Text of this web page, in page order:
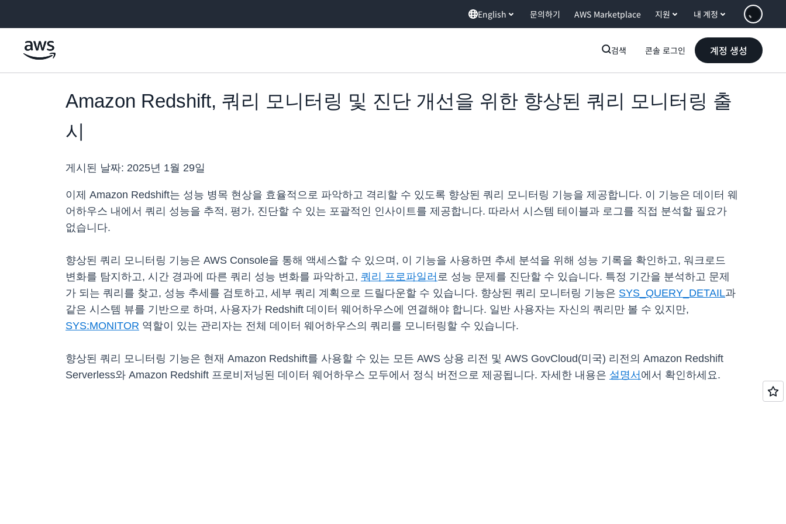
English 문의하기 AWS Marketplace 지원 내 계정
검색 콘솔 로그인 계정 생성
Amazon Redshift, 쿼리 모니터링 및 진단 개선을 위한 향상된 쿼리 모니터링 출
시
게시된 날짜: 2025년 1월 29일
이제 Amazon Redshift는 성능 병목 현상을 효율적으로 파악하고 격리할 수 있도록 향상된 쿼리 모니터링 기능을 제공합니다. 이 기능은 데이터 웨
어하우스 내에서 쿼리 성능을 추적, 평가, 진단할 수 있는 포괄적인 인사이트를 제공합니다. 따라서 시스템 테이블과 로그를 직접 분석할 필요가
없습니다.
향상된 쿼리 모니터링 기능은 AWS Console을 통해 액세스할 수 있으며, 이 기능을 사용하면 추세 분석을 위해 성능 기록을 확인하고, 워크로드
변화를 탐지하고, 시간 경과에 따른 쿼리 성능 변화를 파악하고, 쿼리 프로파일러 로 성능 문제를 진단할 수 있습니다. 특정 기간을 분석하고 문제
가 되는 쿼리를 찾고, 성능 추세를 검토하고, 세부 쿼리 계획으로 드릴다운할 수 있습니다. 향상된 쿼리 모니터링 기능은 SYS_QUERY_DETAIL과
같은 시스템 뷰를 기반으로 하며, 사용자가 Redshift 데이터 웨어하우스에 연결해야 합니다. 일반 사용자는 자신의 쿼리만 볼 수 있지만,
SYS:MONITOR 역할이 있는 관리자는 전체 데이터 웨어하우스의 쿼리를 모니터링할 수 있습니다.
향상된 쿼리 모니터링 기능은 현재 Amazon Redshift를 사용할 수 있는 모든 AWS 상용 리전 및 AWS GovCloud(미국) 리전의 Amazon Redshift
Serverless와 Amazon Redshift 프로비저닝된 데이터 웨어하우스 모두에서 정식 버전으로 제공됩니다. 자세한 내용은 설명서 에서 확인하세요.